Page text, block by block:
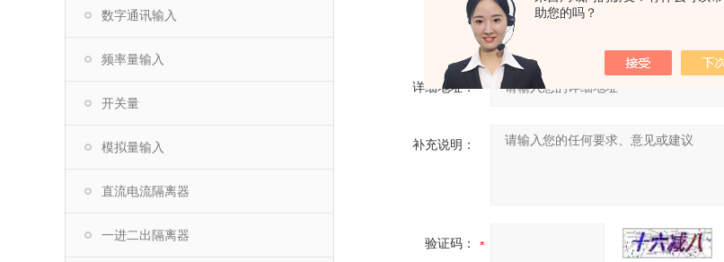
助您的吗？
数字通讯输入
频率量输入
开关量
模拟量输入
直流电流隔离器
一进二出隔离器
省份：
详细地址：
补充说明：
验证码：